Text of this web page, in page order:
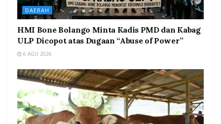
DAERAH
HMI Bone Bolango Minta Kadis PMD dan Kabag
ULP Dicopot atas Dugaan “Abuse of Power”
6 AGU 2026